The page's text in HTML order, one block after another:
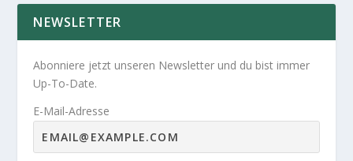
NEWSLETTER
Abonniere jetzt unseren Newsletter und du bist immer
Up-To-Date.
E-Mail-Adresse